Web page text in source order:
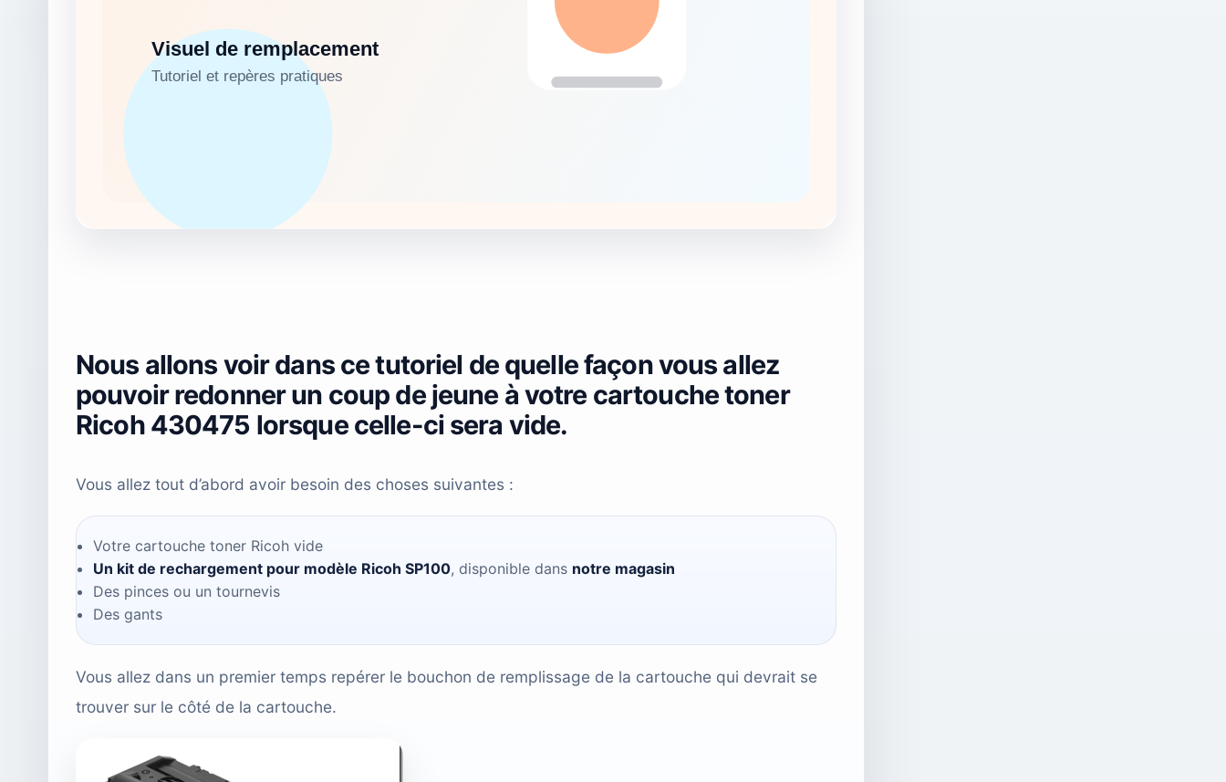
Nous allons voir dans ce tutoriel de quelle façon vous allez
pouvoir redonner un coup de jeune à votre cartouche toner
Ricoh 430475 lorsque celle-ci sera vide.
Vous allez tout d’abord avoir besoin des choses suivantes :
Votre cartouche toner Ricoh vide
Un kit de rechargement pour modèle Ricoh SP100, disponible dans notre magasin
Des pinces ou un tournevis
Des gants
Vous allez dans un premier temps repérer le bouchon de remplissage de la cartouche qui devrait se
trouver sur le côté de la cartouche.